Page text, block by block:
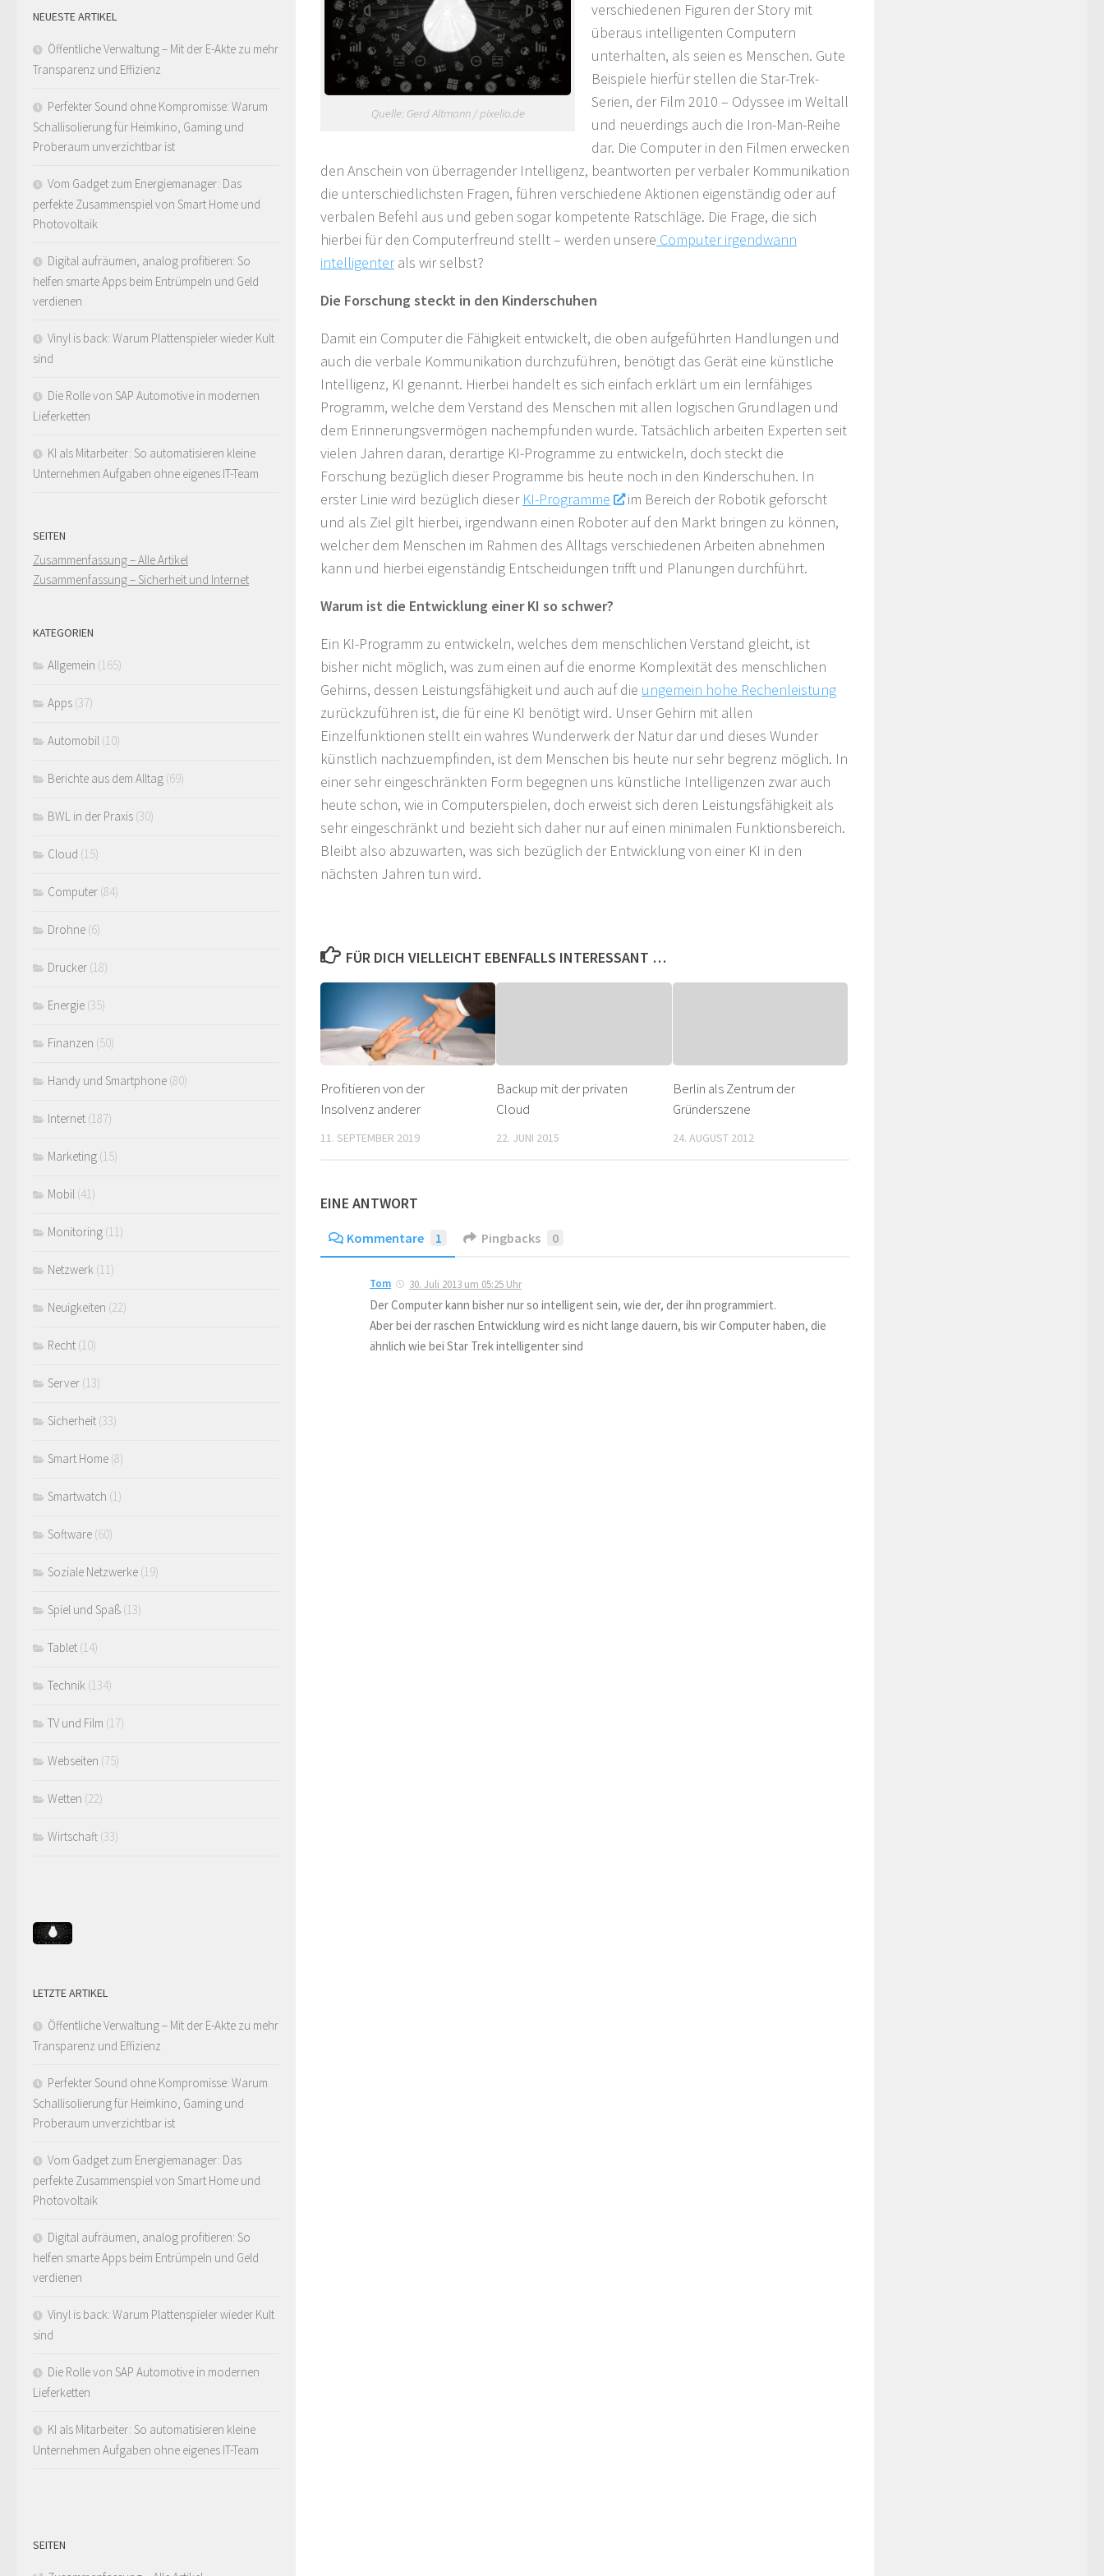
Quelle: Gerd Altmann / pixelio.de
verschiedenen Figuren der Story mit
überaus intelligenten Computern
unterhalten, als seien es Menschen. Gute
Beispiele hierfür stellen die Star-Trek-
Serien, der Film 2010 – Odyssee im Weltall
und neuerdings auch die Iron-Man-Reihe
dar. Die Computer in den Filmen erwecken
den Anschein von überragender Intelligenz, beantworten per verbaler Kommunikation
die unterschiedlichsten Fragen, führen verschiedene Aktionen eigenständig oder auf
verbalen Befehl aus und geben sogar kompetente Ratschläge. Die Frage, die sich
hierbei für den Computerfreund stellt – werden unsere Computer irgendwann
intelligenterals wir selbst?
Die Forschung steckt in den Kinderschuhen
Damit ein Computer die Fähigkeit entwickelt, die oben aufgeführten Handlungen und
auch die verbale Kommunikation durchzuführen, benötigt das Gerät eine künstliche
Intelligenz, KI genannt. Hierbei handelt es sich einfach erklärt um ein lernfähiges
Programm, welche dem Verstand des Menschen mit allen logischen Grundlagen und
dem Erinnerungsvermögen nachempfunden wurde. Tatsächlich arbeiten Experten seit
vielen Jahren daran, derartige KI-Programme zu entwickeln, doch steckt die
Forschung bezüglich dieser Programme bis heute noch in den Kinderschuhen. In
erster Linie wird bezüglich dieser KI-Programme
im Bereich der Robotik geforscht
und als Ziel gilt hierbei, irgendwann einen Roboter auf den Markt bringen zu können,
welcher dem Menschen im Rahmen des Alltags verschiedenen Arbeiten abnehmen
kann und hierbei eigenständig Entscheidungen trifft und Planungen durchführt.
Warum ist die Entwicklung einer KI so schwer?
Ein KI-Programm zu entwickeln, welches dem menschlichen Verstand gleicht, ist
bisher nicht möglich, was zum einen auf die enorme Komplexität des menschlichen
Gehirns, dessen Leistungsfähigkeit und auch auf die ungemein hohe Rechenleistung
zurückzuführen ist, die für eine KI benötigt wird. Unser Gehirn mit allen
Einzelfunktionen stellt ein wahres Wunderwerk der Natur dar und dieses Wunder
künstlich nachzuempfinden, ist dem Menschen bis heute nur sehr begrenz möglich. In
einer sehr eingeschränkten Form begegnen uns künstliche Intelligenzen zwar auch
heute schon, wie in Computerspielen, doch erweist sich deren Leistungsfähigkeit als
sehr eingeschränkt und bezieht sich daher nur auf einen minimalen Funktionsbereich.
Bleibt also abzuwarten, was sich bezüglich der Entwicklung von einer KI in den
nächsten Jahren tun wird.
FÜR DICH VIELLEICHT EBENFALLS INTERESSANT …
Profitieren von der
Insolvenz anderer
11. SEPTEMBER 2019
Backup mit der privaten
Cloud
22. JUNI 2015
Berlin als Zentrum der
Gründerszene
24. AUGUST 2012
EINE ANTWORT
Kommentare 1 Pingbacks 0
Tom 30. Juli 2013 um 05:25 Uhr
Der Computer kann bisher nur so intelligent sein, wie der, der ihn programmiert.
Aber bei der raschen Entwicklung wird es nicht lange dauern, bis wir Computer haben, die
ähnlich wie bei Star Trek intelligenter sind
NEUESTE ARTIKEL
Öffentliche Verwaltung – Mit der E-Akte zu mehr
Transparenz und Effizienz
Perfekter Sound ohne Kompromisse: Warum
Schallisolierung für Heimkino, Gaming und
Proberaum unverzichtbar ist
Vom Gadget zum Energiemanager: Das
perfekte Zusammenspiel von Smart Home und
Photovoltaik
Digital aufräumen, analog profitieren: So
helfen smarte Apps beim Entrümpeln und Geld
verdienen
Vinyl is back: Warum Plattenspieler wieder Kult
sind
Die Rolle von SAP Automotive in modernen
Lieferketten
KI als Mitarbeiter: So automatisieren kleine
Unternehmen Aufgaben ohne eigenes IT-Team
SEITEN
Zusammenfassung – Alle Artikel
Zusammenfassung – Sicherheit und Internet
KATEGORIEN
Allgemein (165)
Apps (37)
Automobil (10)
Berichte aus dem Alltag (69)
BWL in der Praxis (30)
Cloud (15)
Computer (84)
Drohne (6)
Drucker (18)
Energie (35)
Finanzen (50)
Handy und Smartphone (80)
Internet (187)
Marketing (15)
Mobil (41)
Monitoring (11)
Netzwerk (11)
Neuigkeiten (22)
Recht (10)
Server (13)
Sicherheit (33)
Smart Home (8)
Smartwatch (1)
Software (60)
Soziale Netzwerke (19)
Spiel und Spaß (13)
Tablet (14)
Technik (134)
TV und Film (17)
Webseiten (75)
Wetten (22)
Wirtschaft (33)
LETZTE ARTIKEL
Öffentliche Verwaltung – Mit der E-Akte zu mehr
Transparenz und Effizienz
Perfekter Sound ohne Kompromisse: Warum
Schallisolierung für Heimkino, Gaming und
Proberaum unverzichtbar ist
Vom Gadget zum Energiemanager: Das
perfekte Zusammenspiel von Smart Home und
Photovoltaik
Digital aufräumen, analog profitieren: So
helfen smarte Apps beim Entrümpeln und Geld
verdienen
Vinyl is back: Warum Plattenspieler wieder Kult
sind
Die Rolle von SAP Automotive in modernen
Lieferketten
KI als Mitarbeiter: So automatisieren kleine
Unternehmen Aufgaben ohne eigenes IT-Team
SEITEN